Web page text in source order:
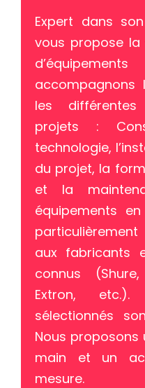
Expert dans
vous propose la
accompagnons
les
projets :
technologie,
du projet, la
et la
équipements
aux fabricants
connus
Extron, etc.).
sélectionnés
Nous
main et un
mesure.